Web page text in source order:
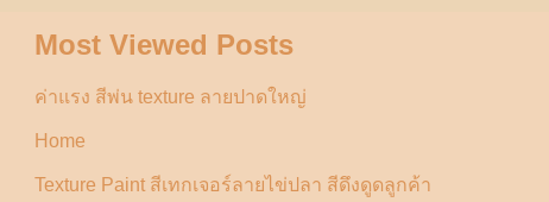
Most Viewed Posts
ค่าแรง สีพ่น texture ลายปาดใหญ่
Home
Texture Paint สีเทกเจอร์ลายไข่ปลา สีดึงดูดลูกค้า